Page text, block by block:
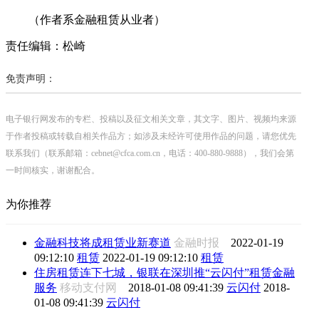
（作者系金融租赁从业者）
责任编辑：松崎
免责声明：
电子银行网发布的专栏、投稿以及征文相关文章，其文字、图片、视频均来源
于作者投稿或转载自相关作品方；如涉及未经许可使用作品的问题，请您优先
联系我们（联系邮箱：cebnet@cfca.com.cn，电话：400-880-9888），我们会第
一时间核实，谢谢配合。
为你推荐
金融科技将成租赁业新赛道 金融时报 2022-01-19
09:12:10 租赁 2022-01-19 09:12:10 租赁
住房租赁连下七城，银联在深圳推“云闪付”租赁金融
服务 移动支付网 2018-01-08 09:41:39 云闪付 2018-
01-08 09:41:39 云闪付